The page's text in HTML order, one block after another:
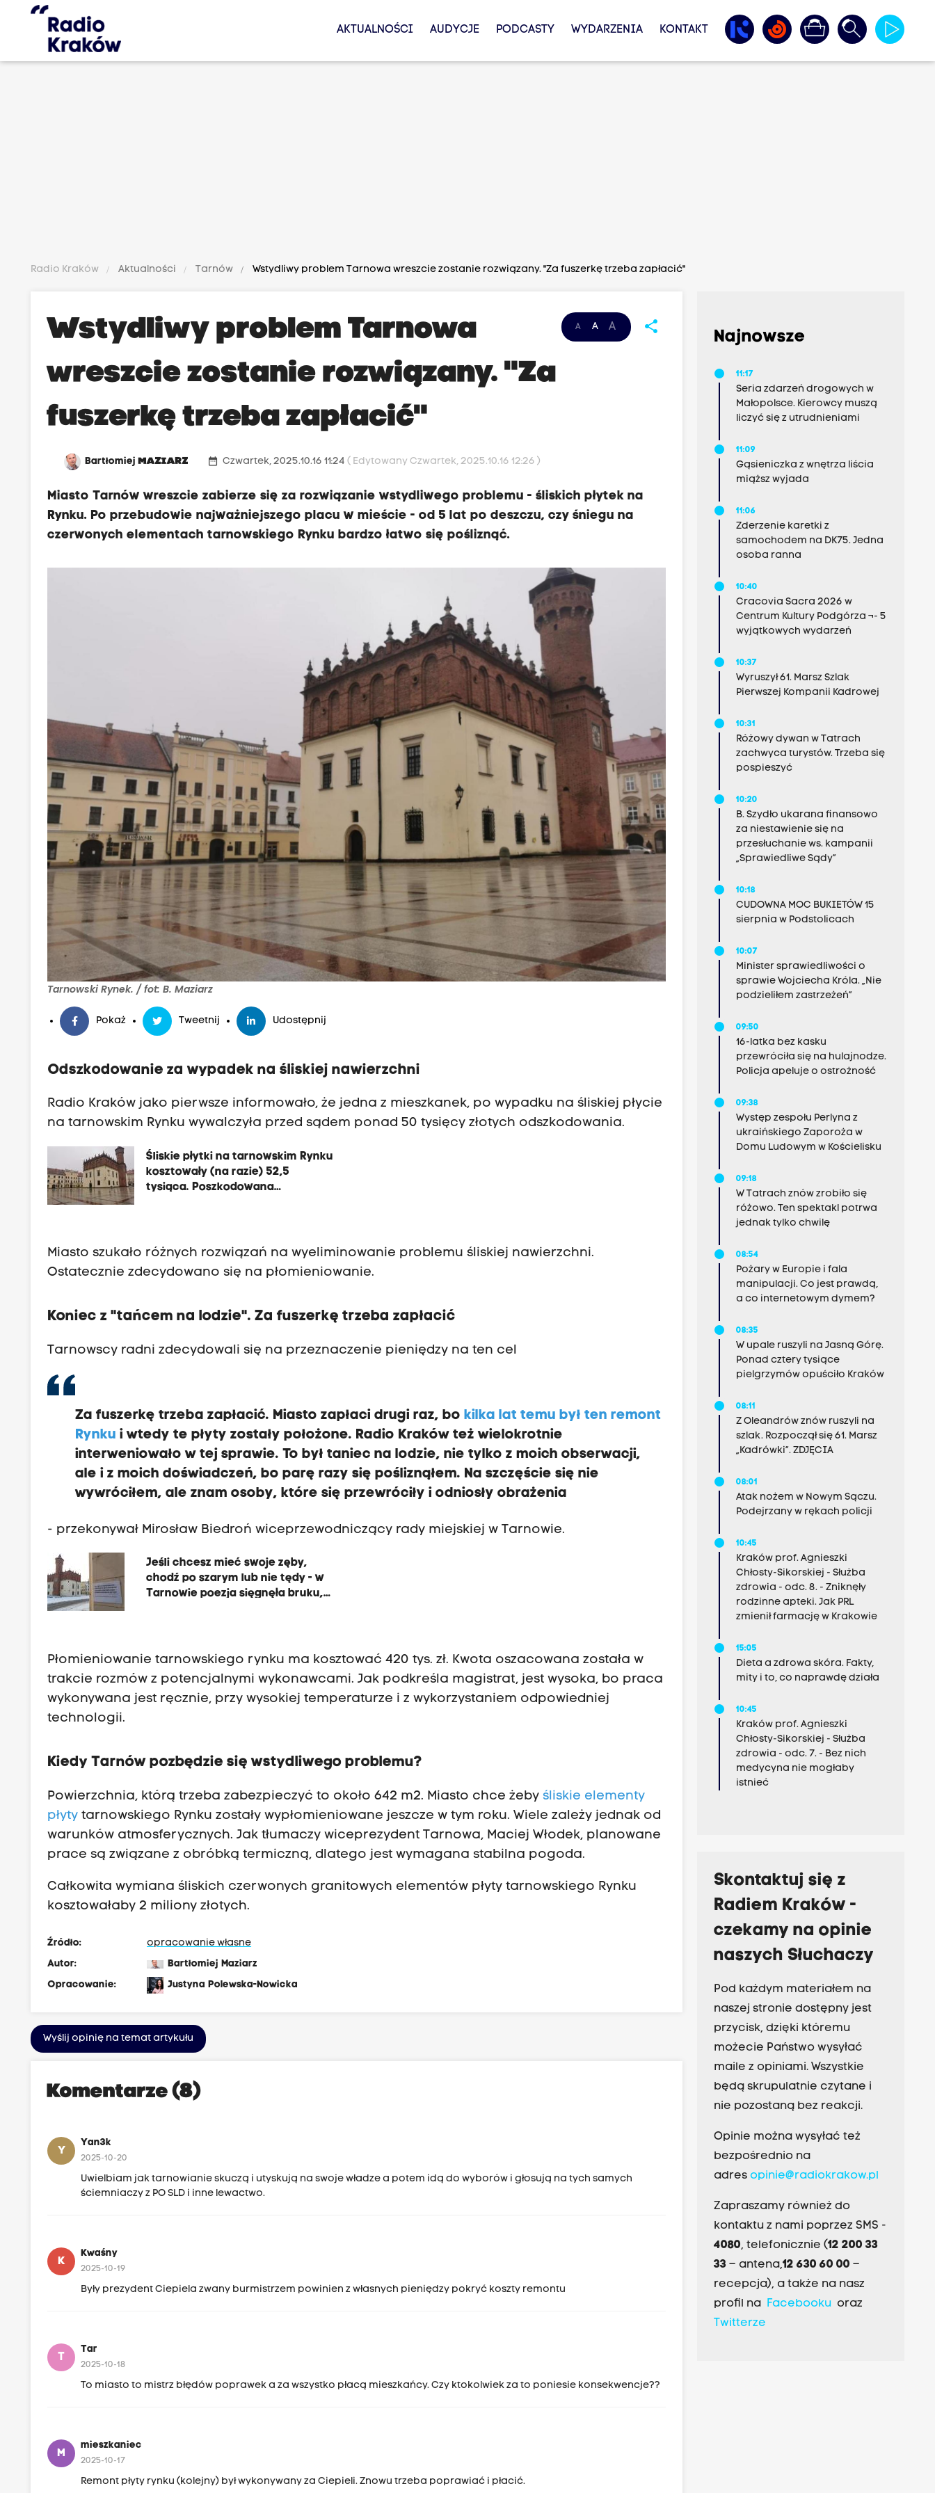
AKTUALNOŚCI AUDYCJE PODCASTY WYDARZENIA KONTAKT
Radio Kraków Aktualności Tarnów Wstydliwy problem Tarnowa wreszcie zostanie rozwiązany. "Za fuszerkę trzeba zapłacić"
A A A share
Wstydliwy problem Tarnowa
wreszcie zostanie rozwiązany. "Za
fuszerkę trzeba zapłacić"
BartłomiejMAZIARZ date_range Czwartek, 2025.10.16 11:24( Edytowany Czwartek, 2025.10.16 12:26 )
Miasto Tarnów wreszcie zabierze się za rozwiązanie wstydliwego problemu - śliskich płytek na
Rynku. Po przebudowie najważniejszego placu w mieście - od 5 lat po deszczu, czy śniegu na
czerwonych elementach tarnowskiego Rynku bardzo łatwo się pośliznąć.
Tarnowski Rynek. / fot: B. Maziarz
Pokaż Tweetnij Udostępnij
Odszkodowanie za wypadek na śliskiej nawierzchni
Radio Kraków jako pierwsze informowało, że jedna z mieszkanek, po wypadku na śliskiej płycie
na tarnowskim Rynku wywalczyła przed sądem ponad 50 tysięcy złotych odszkodowania.
Śliskie płytki na tarnowskim Rynku
kosztowały (na razie) 52,5
tysiąca. Poszkodowana
Miasto szukało różnych rozwiązań na wyeliminowanie problemu śliskiej nawierzchni.
Ostatecznie zdecydowano się na płomieniowanie.
Koniec z "tańcem na lodzie". Za fuszerkę trzeba zapłacić
Tarnowscy radni zdecydowali się na przeznaczenie pieniędzy na ten cel
Za fuszerkę trzeba zapłacić. Miasto zapłaci drugi raz, bokilka lat temu był ten remont
Rynku i wtedy te płyty zostały położone. Radio Kraków też wielokrotnie
interweniowało w tej sprawie. To był taniec na lodzie, nie tylko z moich obserwacji,
ale i z moich doświadczeń, bo parę razy się pośliznąłem. Na szczęście się nie
wywróciłem, ale znam osoby, które się przewróciły i odniosły obrażenia
- przekonywał Mirosław Biedroń wiceprzewodniczący rady miejskiej w Tarnowie.
Jeśli chcesz mieć swoje zęby,
chodź po szarym lub nie tędy - w
Tarnowie poezja sięgnęła bruku,
Płomieniowanie tarnowskiego rynku ma kosztować 420 tys. zł. Kwota oszacowana została w
trakcie rozmów z potencjalnymi wykonawcami. Jak podkreśla magistrat, jest wysoka, bo praca
wykonywana jest ręcznie, przy wysokiej temperaturze i z wykorzystaniem odpowiedniej
technologii.
Kiedy Tarnów pozbędzie się wstydliwego problemu?
Powierzchnia, którą trzeba zabezpieczyć to około 642 m2. Miasto chce żebyśliskie elementy
płyty tarnowskiego Rynku zostały wypłomieniowane jeszcze w tym roku. Wiele zależy jednak od
warunków atmosferycznych. Jak tłumaczy wiceprezydent Tarnowa, Maciej Włodek, planowane
prace są związane z obróbką termiczną, dlatego jest wymagana stabilna pogoda.
Całkowita wymiana śliskich czerwonych granitowych elementów płyty tarnowskiego Rynku
kosztowałaby 2 miliony złotych.
Źródło:
opracowanie własne
Autor:
Bartłomiej Maziarz
Opracowanie:
Justyna Polewska-Nowicka
Wyślij opinię na temat artykułu
Komentarze (8)
Y
Yan3k
2025-10-20
Uwielbiam jak tarnowianie skuczą i utyskują na swoje władze a potem idą do wyborów i głosują na tych samych
ściemniaczy z PO SLD i inne lewactwo.
K
Kwaśny
2025-10-19
Były prezydent Ciepiela zwany burmistrzem powinien z własnych pieniędzy pokryć koszty remontu
T
Tar
2025-10-18
To miasto to mistrz błędów poprawek a za wszystko płacą mieszkańcy. Czy ktokolwiek za to poniesie konsekwencje??
M
mieszkaniec
2025-10-17
Remont płyty rynku (kolejny) był wykonywany za Ciepieli. Znowu trzeba poprawiać i płacić.
Najnowsze
11:17
Seria zdarzeń drogowych w
Małopolsce. Kierowcy muszą
liczyć się z utrudnieniami
11:09
Gąsieniczka z wnętrza liścia
miąższ wyjada
11:06
Zderzenie karetki z
samochodem na DK75. Jedna
osoba ranna
10:40
Cracovia Sacra 2026 w
Centrum Kultury Podgórza ¬- 5
wyjątkowych wydarzeń
10:37
Wyruszył 61. Marsz Szlak
Pierwszej Kompanii Kadrowej
10:31
Różowy dywan w Tatrach
zachwyca turystów. Trzeba się
pospieszyć
10:20
B. Szydło ukarana finansowo
za niestawienie się na
przesłuchanie ws. kampanii
„Sprawiedliwe Sądy”
10:18
CUDOWNA MOC BUKIETÓW 15
sierpnia w Podstolicach
10:07
Minister sprawiedliwości o
sprawie Wojciecha Króla. „Nie
podzieliłem zastrzeżeń”
09:50
16-latka bez kasku
przewróciła się na hulajnodze.
Policja apeluje o ostrożność
09:38
Występ zespołu Perlyna z
ukraińskiego Zaporoża w
Domu Ludowym w Kościelisku
09:18
W Tatrach znów zrobiło się
różowo. Ten spektakl potrwa
jednak tylko chwilę
08:54
Pożary w Europie i fala
manipulacji. Co jest prawdą,
a co internetowym dymem?
08:35
W upale ruszyli na Jasną Górę.
Ponad cztery tysiące
pielgrzymów opuściło Kraków
08:11
Z Oleandrów znów ruszyli na
szlak. Rozpoczął się 61. Marsz
„Kadrówki”. ZDJĘCIA
08:01
Atak nożem w Nowym Sączu.
Podejrzany w rękach policji
10:45
Kraków prof. Agnieszki
Chłosty-Sikorskiej - Służba
zdrowia - odc. 8. - Zniknęły
rodzinne apteki. Jak PRL
zmienił farmację w Krakowie
15:05
Dieta a zdrowa skóra. Fakty,
mity i to, co naprawdę działa
10:45
Kraków prof. Agnieszki
Chłosty-Sikorskiej - Służba
zdrowia - odc. 7. - Bez nich
medycyna nie mogłaby
istnieć
Skontaktuj się z
Radiem Kraków -
czekamy na opinie
naszych Słuchaczy
Pod każdym materiałem na
naszej stronie dostępny jest
przycisk, dzięki któremu
możecie Państwo wysyłać
maile z opiniami. Wszystkie
będą skrupulatnie czytane i
nie pozostaną bez reakcji.
Opinie można wysyłać też
bezpośrednio na
adres opinie@radiokrakow.pl
Zapraszamy również do
kontaktu z nami poprzez SMS -
4080, telefonicznie (12 200 33
33– antena,12 630 60 00 –
recepcja), a także na nasz
profil na Facebookuoraz
Twitterze